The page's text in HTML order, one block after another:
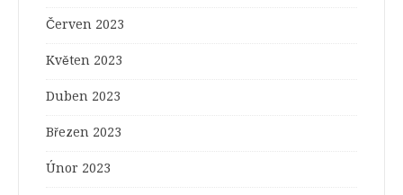
Červen 2023
Květen 2023
Duben 2023
Březen 2023
Únor 2023